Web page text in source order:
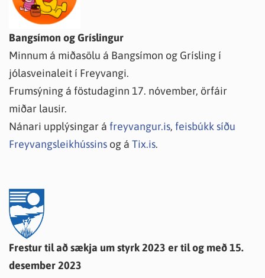
Bangsímon og Gríslingur
Minnum á miðasölu á Bangsímon og Grísling í
jólasveinaleit í Freyvangi.
Frumsýning á föstudaginn 17. nóvember, örfáir
miðar lausir.
Nánari upplýsingar á freyvangur.is, feisbúkk síðu
Freyvangsleikhússins og á Tix.is.
Frestur til að sækja um styrk 2023 er til og með 15.
desember 2023